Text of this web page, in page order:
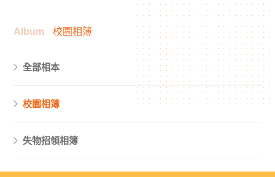
Album 校園相簿
全部相本
校園相簿
失物招領相簿